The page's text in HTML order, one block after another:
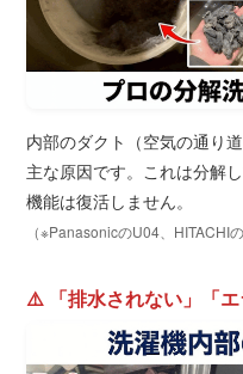
内部のダクト（空気の通り
主な原因です。これは分解
機能は復活しません。
（※PanasonicのU04、HITACHI
⚠️ 「排水されない」「エ